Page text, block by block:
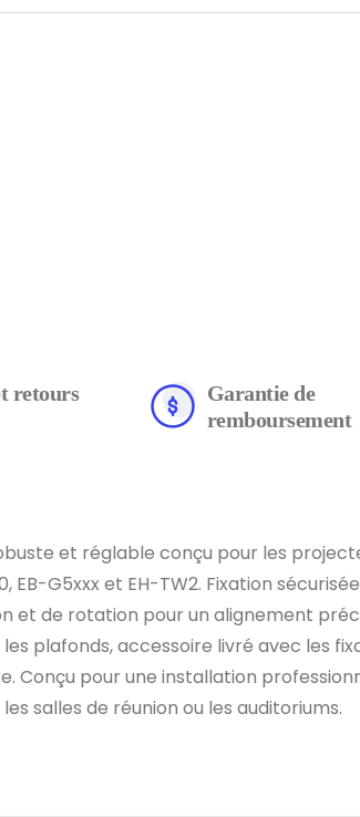
retours
Garantie de
remboursement
et réglable conçu pour les
EB-G5xxx et EH-TW2. Fixation
et de rotation pour un alignement
plafonds, accessoire livré avec les
Conçu pour une installation
salles de réunion ou les auditoriums.